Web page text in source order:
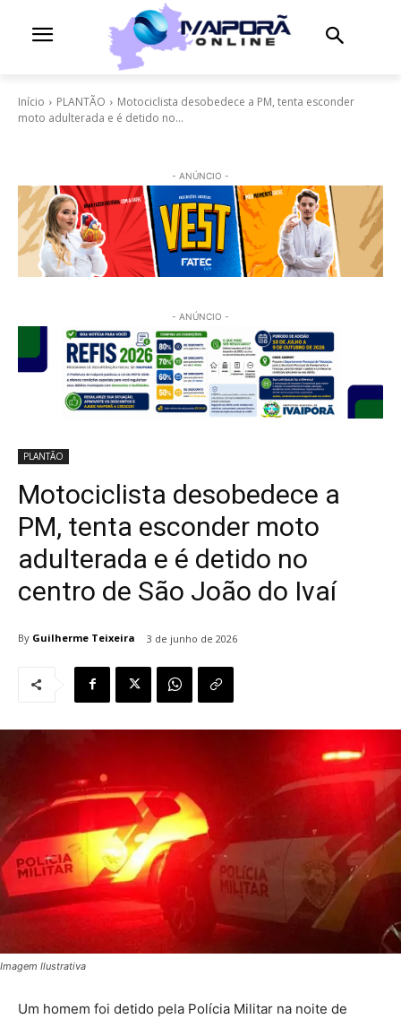
Início PLANTÃO
Motociclista desobedece a PM, tenta esconder
moto adulterada e é detido no...
- ANÚNCIO -
- ANÚNCIO -
PLANTÃO
Motociclista desobedece a
PM, tenta esconder moto
adulterada e é detido no
centro de São João do Ivaí
By Guilherme Teixeira 3 de junho de 2026
Imagem Ilustrativa
Um homem foi detido pela Polícia Militar na noite de